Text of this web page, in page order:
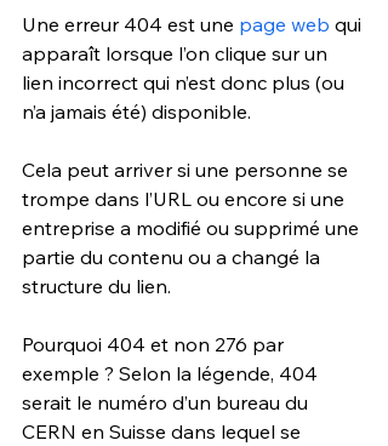
Une erreur 404 est une page web qui
apparaît lorsque l’on clique sur un
lien incorrect qui n’est donc plus (ou
n’a jamais été) disponible.
Cela peut arriver si une personne se
trompe dans l’URL ou encore si une
entreprise a modifié ou supprimé une
partie du contenu ou a changé la
structure du lien.
Pourquoi 404 et non 276 par
exemple ? Selon la légende, 404
serait le numéro d’un bureau du
CERN en Suisse dans lequel se